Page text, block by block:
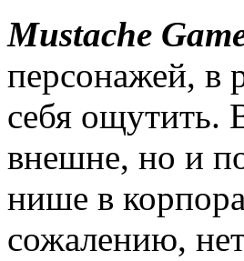
Mustache
персонажей, в
себя ощутить.
внешне, но и
нише в
сожалению,